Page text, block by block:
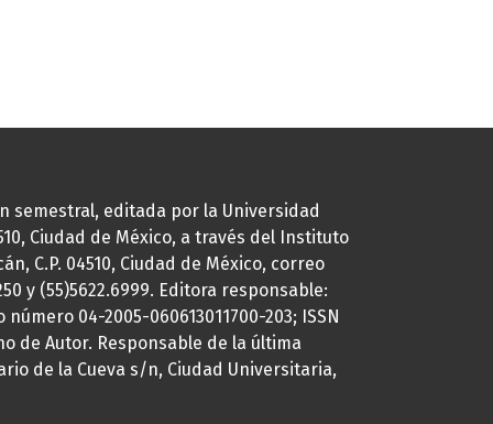
semestral, editada por la Universidad
Ciudad de México, a través del Instituto
C.P. 04510, Ciudad de México, correo
y (55)5622.6999. Editora responsable:
04-2005-060613011700-203; ISSN
de Autor. Responsable de la última
de la Cueva s/n, Ciudad Universitaria,